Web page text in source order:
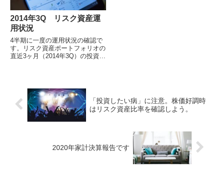
2014年3Q リスク資産運
用状況
4半期に一度の運用状況の確認で
す。リスク資産ポートフォリオの
直近3ヶ月（2014年3Q）の投資収
「投資したい病」に注意。株価好調時
はリスク資産比率を確認しよう。
2020年家計決算報告です